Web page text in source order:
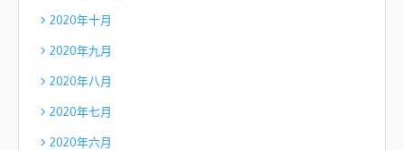
2020年十月
2020年九月
2020年八月
2020年七月
2020年六月